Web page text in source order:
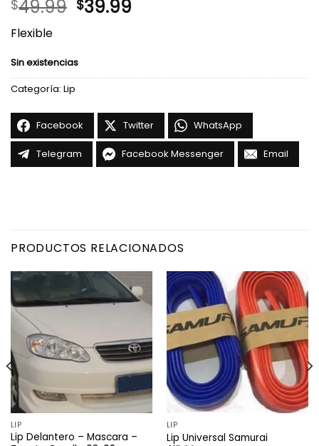
$49.99 El
era:
$49.99.
$39.99
$39.99.
Flexible
Sin existencias
Categoría: Lip
Facebook Twitter WhatsApp
Telegram Facebook Messenger Email
PRODUCTOS RELACIONADOS
LIP
Lip Delantero – Mascara –
LIP
Lip Universal Samurai